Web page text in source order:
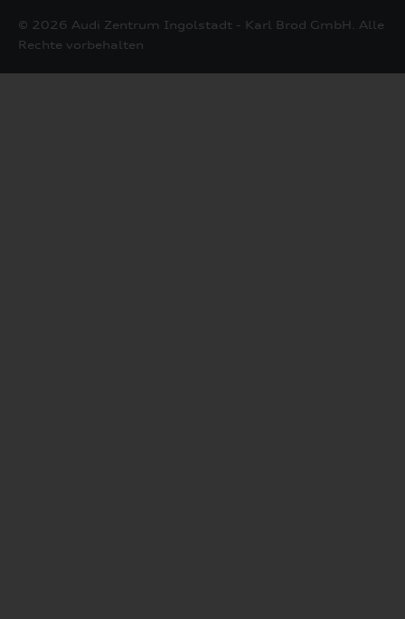
© 2026 Audi Zentrum Ingolstadt - Karl Brod GmbH. Alle
Rechte vorbehalten